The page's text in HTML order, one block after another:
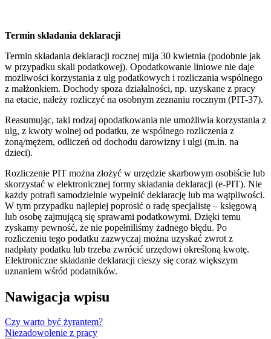
Termin składania deklaracji
Termin składania deklaracji rocznej mija 30 kwietnia (podobnie jak
w przypadku skali podatkowej). Opodatkowanie liniowe nie daje
możliwości korzystania z ulg podatkowych i rozliczania wspólnego
z małżonkiem. Dochody spoza działalności, np. uzyskane z pracy
na etacie, należy rozliczyć na osobnym zeznaniu rocznym (PIT-37).
Reasumując, taki rodzaj opodatkowania nie umożliwia korzystania z
ulg, z kwoty wolnej od podatku, ze wspólnego rozliczenia z
żoną/mężem, odliczeń od dochodu darowizny i ulgi (m.in. na
dzieci).
Rozliczenie PIT można złożyć w urzędzie skarbowym osobiście lub
skorzystać w elektronicznej formy składania deklaracji (e-PIT). Nie
każdy potrafi samodzielnie wypełnić deklarację lub ma wątpliwości.
W tym przypadku najlepiej poprosić o radę specjalistę – księgową
lub osobę zajmującą się sprawami podatkowymi. Dzięki temu
zyskamy pewność, że nie popełniliśmy żadnego błędu. Po
rozliczeniu tego podatku zazwyczaj można uzyskać zwrot z
nadpłaty podatku lub trzeba zwrócić urzędowi określoną kwotę.
Elektroniczne składanie deklaracji cieszy się coraz większym
uznaniem wśród podatników.
Nawigacja wpisu
Czy warto być żyrantem?
Niezadowolenie z pracy